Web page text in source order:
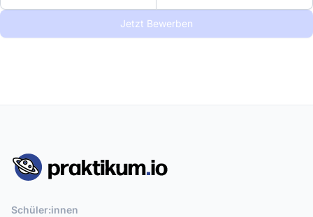
Jetzt Bewerben
Schüler:innen